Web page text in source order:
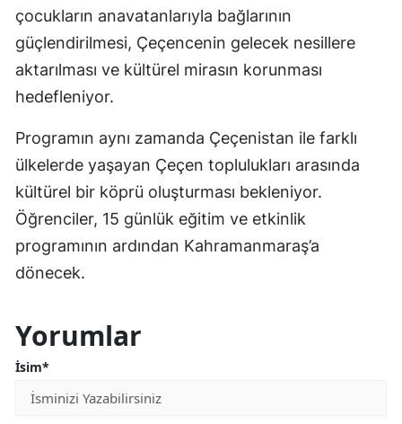
çocukların anavatanlarıyla bağlarının
güçlendirilmesi, Çeçencenin gelecek nesillere
aktarılması ve kültürel mirasın korunması
hedefleniyor.
Programın aynı zamanda Çeçenistan ile farklı
ülkelerde yaşayan Çeçen toplulukları arasında
kültürel bir köprü oluşturması bekleniyor.
Öğrenciler, 15 günlük eğitim ve etkinlik
programının ardından Kahramanmaraş’a
dönecek.
Yorumlar
İsim*